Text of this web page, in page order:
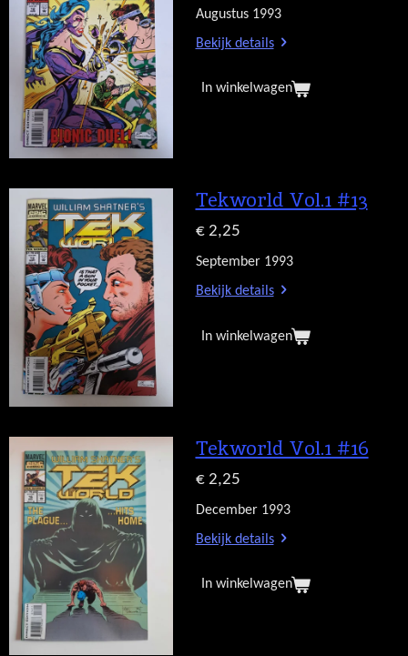
Augustus 1993
Bekijk details
In winkelwagen
Tekworld Vol.1 #13
€ 2,25
September 1993
Bekijk details
In winkelwagen
Tekworld Vol.1 #16
€ 2,25
December 1993
Bekijk details
In winkelwagen